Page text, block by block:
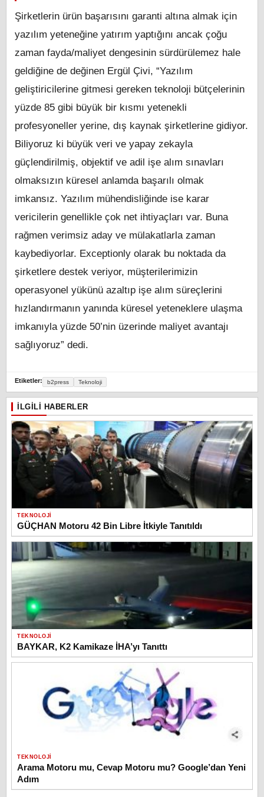
Şirketlerin ürün başarısını garanti altına almak için
yazılım yeteneğine yatırım yaptığını ancak çoğu
zaman fayda/maliyet dengesinin sürdürülemez hale
geldiğine de değinen Ergül Çivi, “Yazılım
geliştiricilerine gitmesi gereken teknoloji bütçelerinin
yüzde 85 gibi büyük bir kısmı yetenekli
profesyoneller yerine, dış kaynak şirketlerine gidiyor.
Biliyoruz ki büyük veri ve yapay zekayla
güçlendirilmiş, objektif ve adil işe alım sınavları
olmaksızın küresel anlamda başarılı olmak
imkansız. Yazılım mühendisliğinde ise karar
vericilerin genellikle çok net ihtiyaçları var. Buna
rağmen verimsiz aday ve mülakatlarla zaman
kaybediyorlar. Exceptionly olarak bu noktada da
şirketlere destek veriyor, müşterilerimizin
operasyonel yükünü azaltıp işe alım süreçlerini
hızlandırmanın yanında küresel yeteneklere ulaşma
imkanıyla yüzde 50’nin üzerinde maliyet avantajı
sağlıyoruz” dedi.
Etiketler: b2press Teknoloji
İLGILI HABERLER
TEKNOLOJI
GÜÇHAN Motoru 42 Bin Libre İtkiyle Tanıtıldı
TEKNOLOJI
BAYKAR, K2 Kamikaze İHA’yı Tanıttı
TEKNOLOJI
Arama Motoru mu, Cevap Motoru mu? Google’dan Yeni
Adım